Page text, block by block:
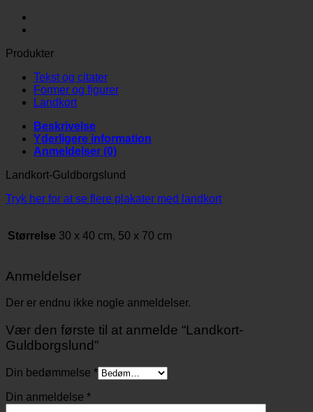
Produkter
Tekst og citater
Former og figurer
Landkort
Beskrivelse
Yderligere information
Anmeldelser (0)
Landkort-Guldborgslund
Tryk her for at se flere plakater med landkort
Størrelse 30 x 40 cm, 50 x 70 cm
Anmeldelser
Der er endnu ikke nogle anmeldelser.
Vær den første til at anmelde “Landkort-
Guldborgslund”
Din bedømmelse *
Din anmeldelse *